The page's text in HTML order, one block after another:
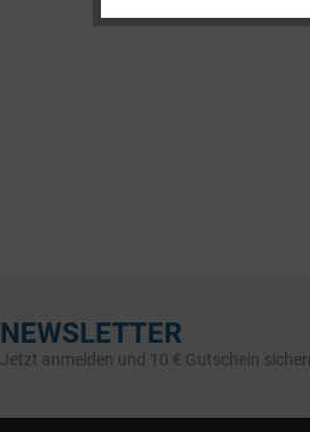
NEWSLETTER
Jetzt anmelden und 10 € Gutschein
Service